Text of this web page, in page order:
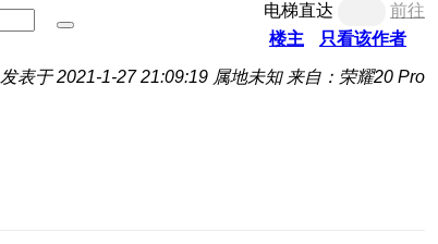
电梯直达
前往
楼主
只看该作者
发表于 2021-1-27 21:09:19 属地未知 来自：荣耀20 Pro